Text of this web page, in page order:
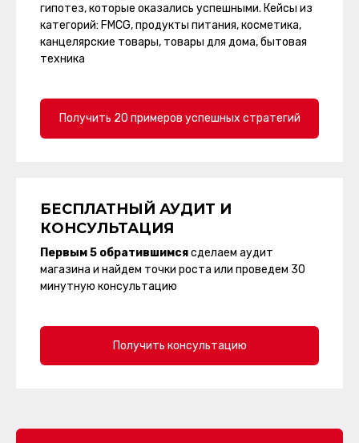
гипотез, которые оказались успешными. Кейсы из
категорий: FMCG, продукты питания, косметика,
канцелярские товары, товары для дома, бытовая
техника
Получить 20 примеров успешных стратегий
БЕСПЛАТНЫЙ АУДИТ И
КОНСУЛЬТАЦИЯ
Первым 5 обратившимсясделаем аудит
магазина и найдем точки роста или проведем 30
минутную консультацию
Получить консультацию